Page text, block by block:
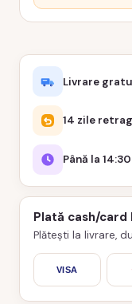
Livrare
14 zile
Până la
Plată cash/card
Plătești la livrare,
VISA